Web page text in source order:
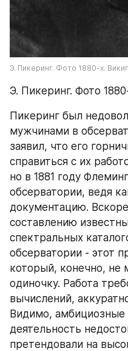
Э. Пикеринг. Фото 1880-х.
Э. Пикеринг. Фото
Пикеринг был
мужчинами в
заявил, что его
справиться с их
но в 1881 году
обсерватории, ведя
документацию.
составлению
спектральных
обсерватории - этот
который, конечно, не
одиночку. Работа
вычислений,
Видимо,
деятельность
претендовали на